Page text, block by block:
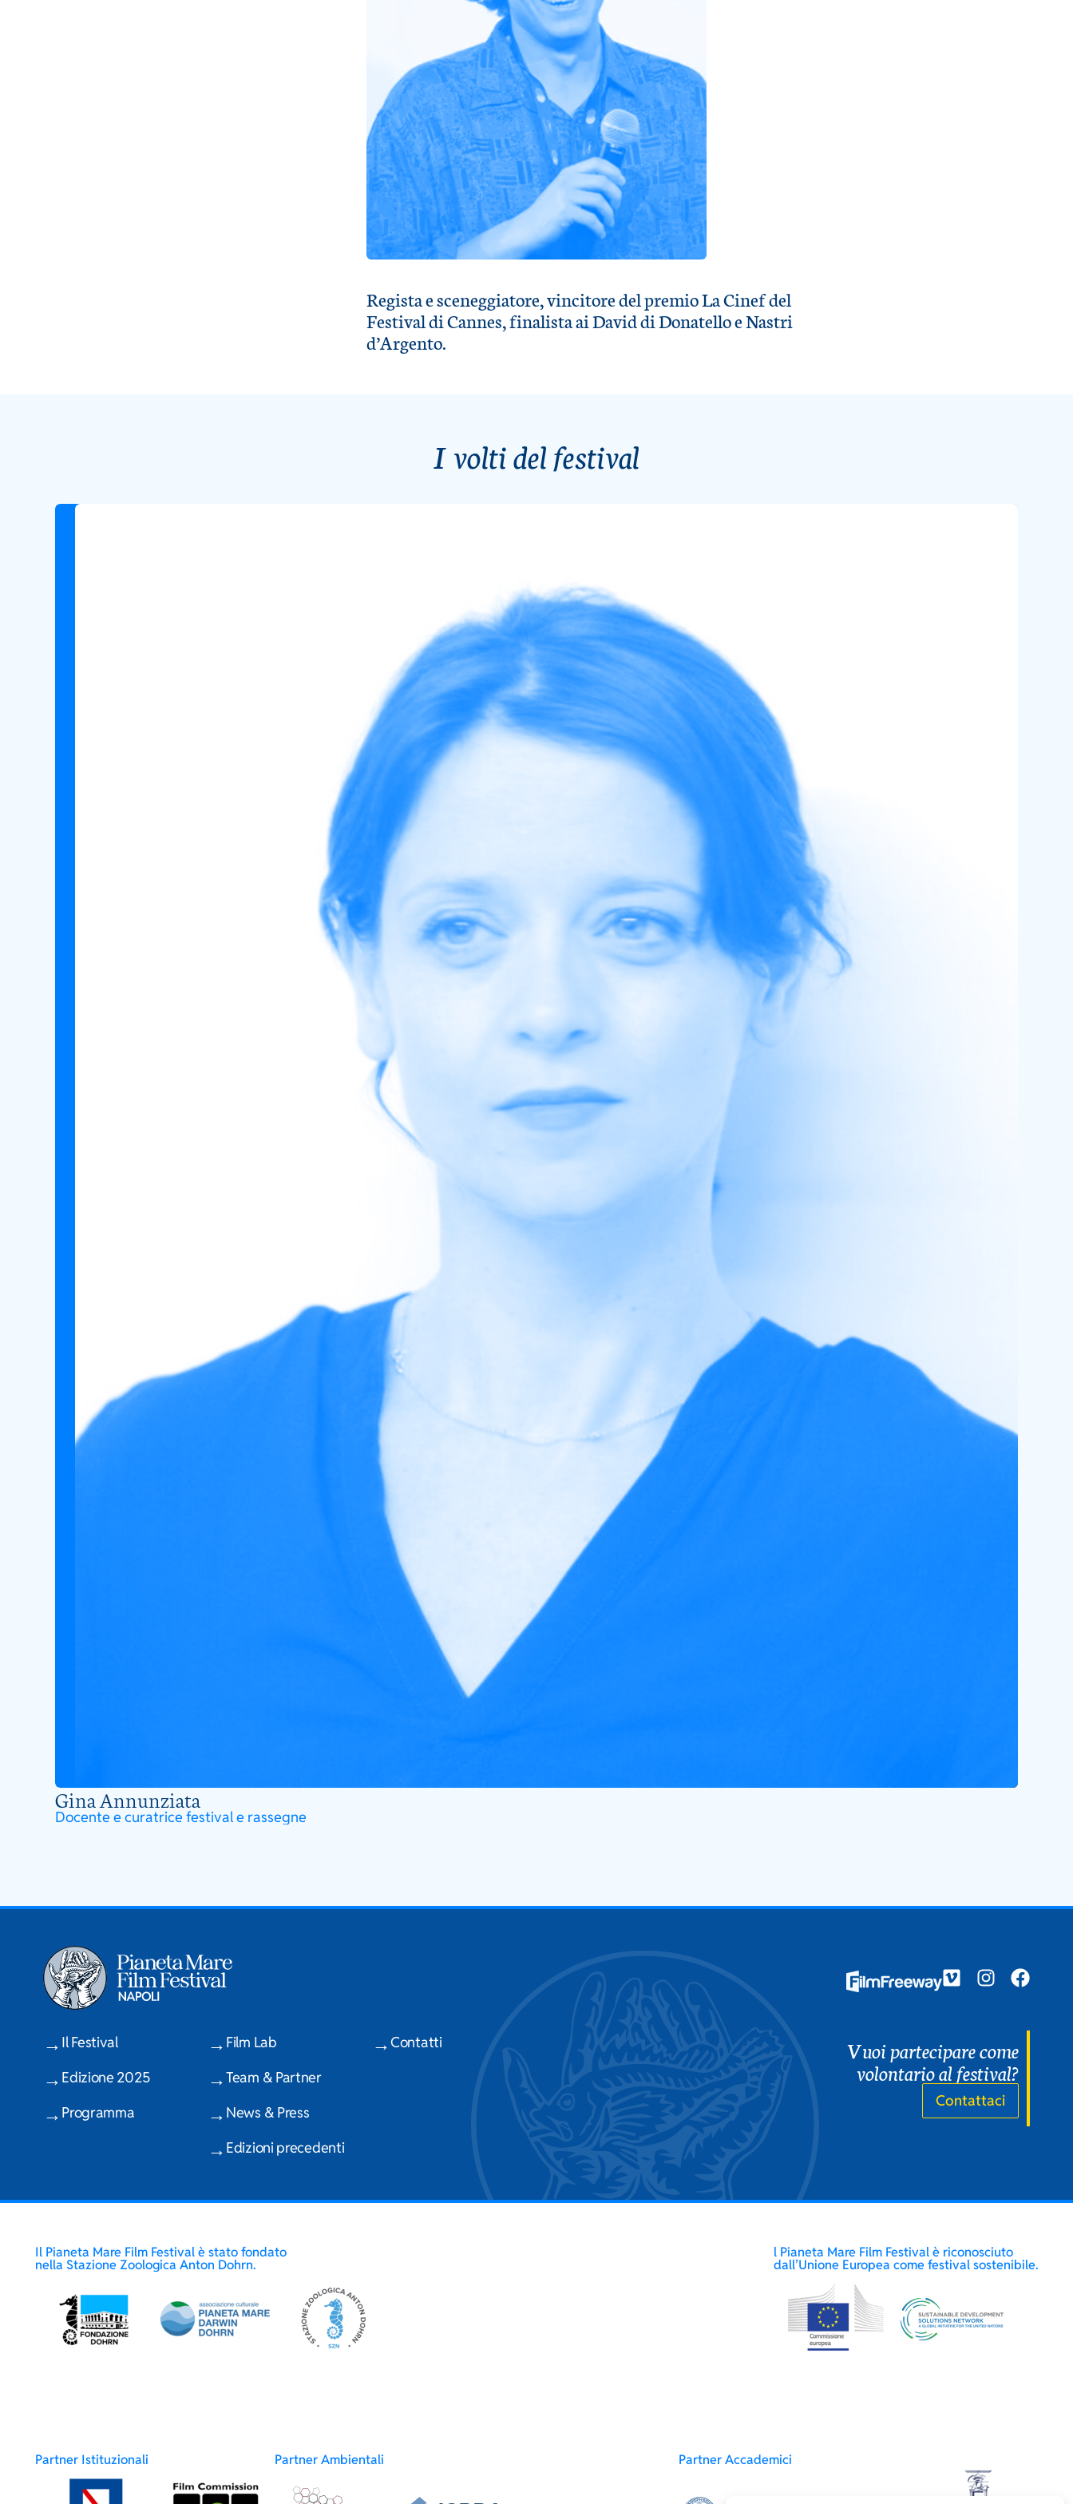
Regista e sceneggiatore, vincitore del premio La Cinef del
Festival di Cannes, finalista ai David di Donatello e Nastri
d’Argento.
I volti del festival
Gina Annunziata
Docente e curatrice festival e rassegne
Il Festival
Edizione 2025
Programma
Film Lab
Team & Partner
News & Press
Edizioni precedenti
Contatti Vuoi partecipare come
volontario al festival?
Contattaci
Il Pianeta Mare Film Festival è stato fondato
nella Stazione Zoologica Anton Dohrn.
l Pianeta Mare Film Festival è riconosciuto
dall’Unione Europea come festival sostenibile.
Partner Istituzionali Partner Ambientali Partner Accademici